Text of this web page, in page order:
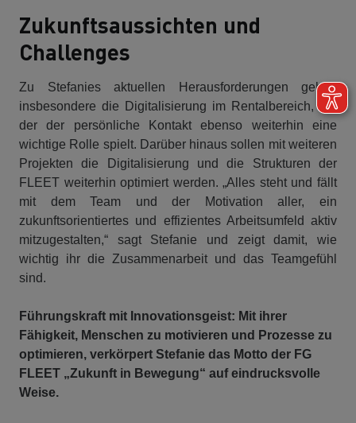
Zukunftsaussichten und
Challenges
Zu Stefanies aktuellen Herausforderungen gehört
insbesondere die Digitalisierung im Rentalbereich, bei
der der persönliche Kontakt ebenso weiterhin eine
wichtige Rolle spielt. Darüber hinaus sollen mit weiteren
Projekten die Digitalisierung und die Strukturen der
FLEET weiterhin optimiert werden. „Alles steht und fällt
mit dem Team und der Motivation aller, ein
zukunftsorientiertes und effizientes Arbeitsumfeld aktiv
mitzugestalten,“ sagt Stefanie und zeigt damit, wie
wichtig ihr die Zusammenarbeit und das Teamgefühl
sind.
Führungskraft mit Innovationsgeist: Mit ihrer
Fähigkeit, Menschen zu motivieren und Prozesse zu
optimieren, verkörpert Stefanie das Motto der FG
FLEET „Zukunft in Bewegung“ auf eindrucksvolle
Weise.